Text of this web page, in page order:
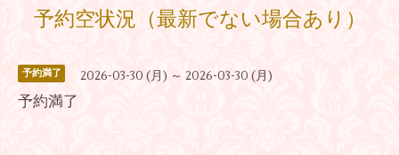
予約空状況（最新でない場合あり）
予約満了 2026-03-30 (月) ～ 2026-03-30 (月)
予約満了